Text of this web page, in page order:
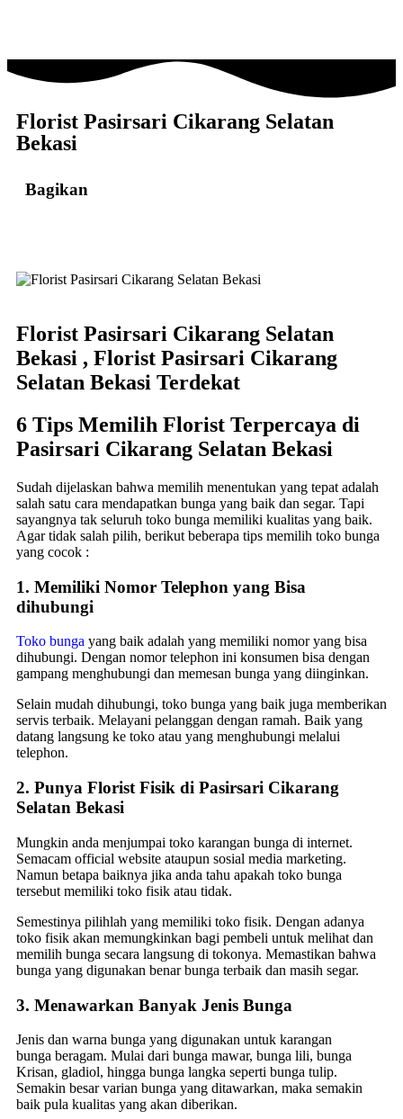
Florist Pasirsari Cikarang Selatan
Bekasi
Bagikan
Florist Pasirsari Cikarang Selatan
Bekasi , Florist Pasirsari Cikarang
Selatan Bekasi Terdekat
6 Tips Memilih Florist Terpercaya di
Pasirsari Cikarang Selatan Bekasi
Sudah dijelaskan bahwa memilih menentukan yang tepat adalah
salah satu cara mendapatkan bunga yang baik dan segar. Tapi
sayangnya tak seluruh toko bunga memiliki kualitas yang baik.
Agar tidak salah pilih, berikut beberapa tips memilih toko bunga
yang cocok :
1. Memiliki Nomor Telephon yang Bisa
dihubungi
Toko bunga yang baik adalah yang memiliki nomor yang bisa
dihubungi. Dengan nomor telephon ini konsumen bisa dengan
gampang menghubungi dan memesan bunga yang diinginkan.
Selain mudah dihubungi, toko bunga yang baik juga memberikan
servis terbaik. Melayani pelanggan dengan ramah. Baik yang
datang langsung ke toko atau yang menghubungi melalui
telephon.
2. Punya Florist Fisik di Pasirsari Cikarang
Selatan Bekasi
Mungkin anda menjumpai toko karangan bunga di internet.
Semacam official website ataupun sosial media marketing.
Namun betapa baiknya jika anda tahu apakah toko bunga
tersebut memiliki toko fisik atau tidak.
Semestinya pilihlah yang memiliki toko fisik. Dengan adanya
toko fisik akan memungkinkan bagi pembeli untuk melihat dan
memilih bunga secara langsung di tokonya. Memastikan bahwa
bunga yang digunakan benar bunga terbaik dan masih segar.
3. Menawarkan Banyak Jenis Bunga
Jenis dan warna bunga yang digunakan untuk karangan
bunga beragam. Mulai dari bunga mawar, bunga lili, bunga
Krisan, gladiol, hingga bunga langka seperti bunga tulip.
Semakin besar varian bunga yang ditawarkan, maka semakin
baik pula kualitas yang akan diberikan.